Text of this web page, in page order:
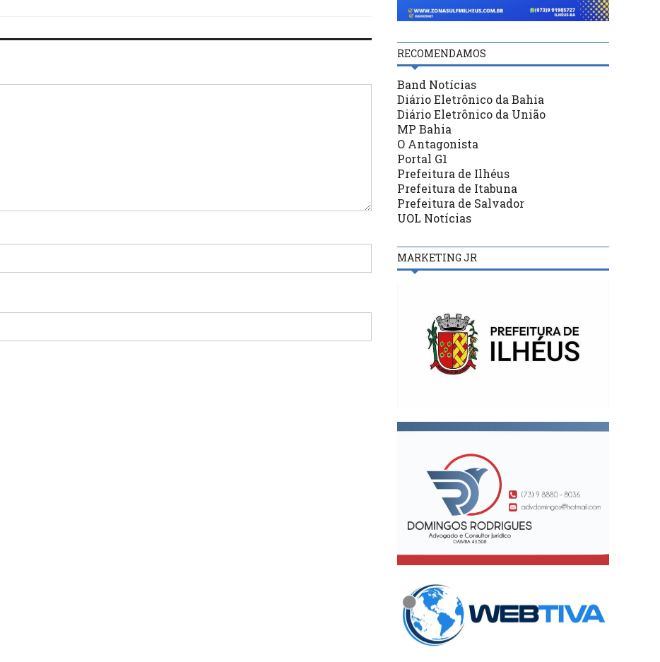
RECOMENDAMOS
Band Notícias
Diário Eletrônico da Bahia
Diário Eletrônico da União
MP Bahia
O Antagonista
Portal G1
Prefeitura de Ilhéus
Prefeitura de Itabuna
Prefeitura de Salvador
UOL Notícias
MARKETING JR